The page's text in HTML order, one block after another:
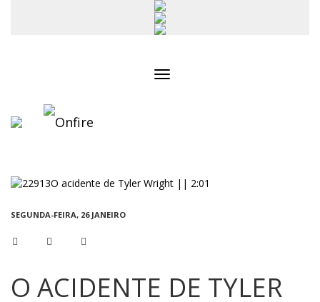
SEGUNDA-FEIRA, 26 JANEIRO
O ACIDENTE DE TYLER